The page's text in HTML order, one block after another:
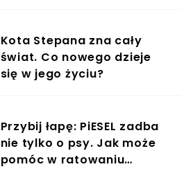
Kota Stepana zna cały
świat. Co nowego dzieje
się w jego życiu?
Przybij łapę: PiESEL zadba
nie tylko o psy. Jak może
pomóc w ratowaniu